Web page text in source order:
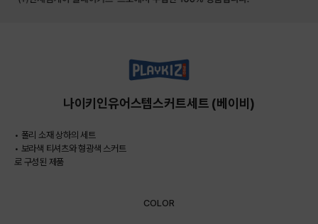
나이키인유어스텝스커트세트 (베이비)
• 폴리 소재 상하의 세트
• 보라색 티셔츠와 형광색 스커트
로 구성된 제품
COLOR